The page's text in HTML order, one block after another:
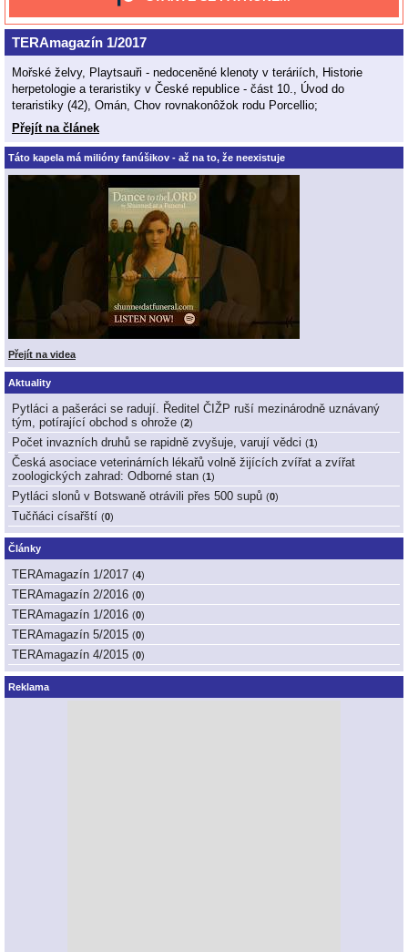
TERAmagazín 1/2017
Mořské želvy, Playtsauři - nedoceněné klenoty v teráriích, Historie
herpetologie a teraristiky v České republice - část 10., Úvod do
teraristiky (42), Omán, Chov rovnakonôžok rodu Porcellio;
Přejít na článek
Táto kapela má milióny fanúšikov - až na to, že neexistuje
Přejít na videa
Aktuality
Pytláci a pašeráci se radují. Ředitel ČIŽP ruší mezinárodně uznávaný
tým, potírající obchod s ohrože (2)
Počet invazních druhů se rapidně zvyšuje, varují vědci (1)
Česká asociace veterinárních lékařů volně žijících zvířat a zvířat
zoologických zahrad: Odborné stan (1)
Pytláci slonů v Botswaně otrávili přes 500 supů (0)
Tučňáci císařští (0)
Články
TERAmagazín 1/2017 (4)
TERAmagazín 2/2016 (0)
TERAmagazín 1/2016 (0)
TERAmagazín 5/2015 (0)
TERAmagazín 4/2015 (0)
Reklama